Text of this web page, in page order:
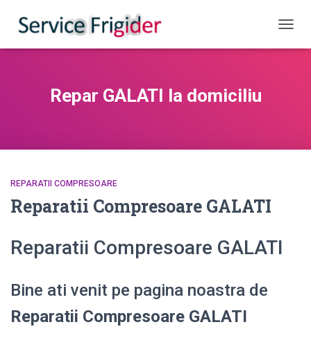
Repar GALATI la domiciliu
REPARATII COMPRESOARE
Reparatii Compresoare GALATI
Reparatii Compresoare GALATI
Bine ati venit pe pagina noastra de
Reparatii Compresoare GALATI